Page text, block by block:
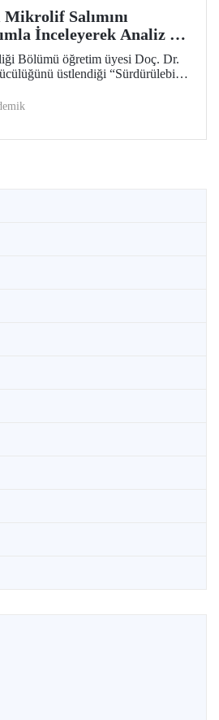
Salımını
İnceleyerek Analiz ve
Geliştirecek Projeye
Bölümü öğretim üyesi Doç. Dr.
üstlendiği “Sürdürülebilir
Salımı: Aşınma, UV Maruziyeti